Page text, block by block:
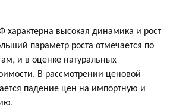
характерна высокая динамика и рост
параметр роста отмечается по
и в оценке натуральных
В рассмотрении ценовой
падение цен на импортную и